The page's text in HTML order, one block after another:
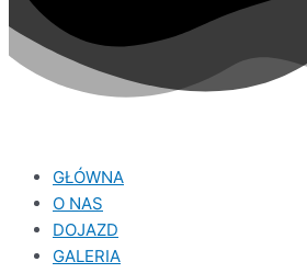
GŁÓWNA
O NAS
DOJAZD
GALERIA